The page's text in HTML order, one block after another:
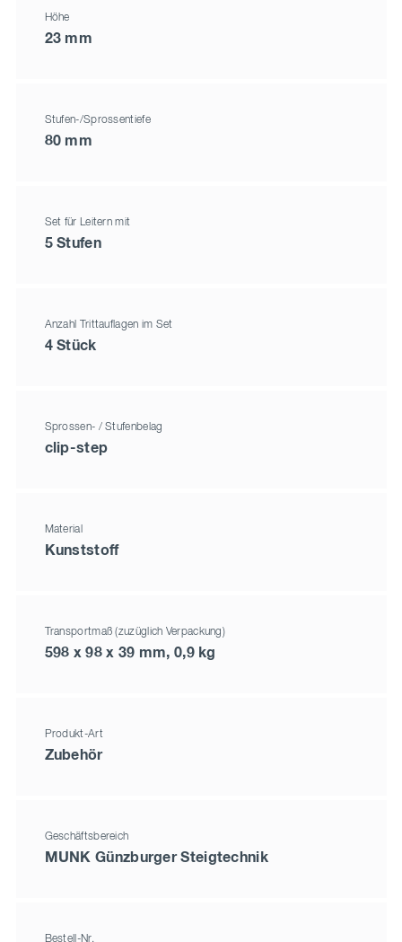
Höhe
23 mm
Stufen-/Sprossentiefe
80 mm
Set für Leitern mit
5 Stufen
Anzahl Trittauflagen im Set
4 Stück
Sprossen- / Stufenbelag
clip-step
Material
Kunststoff
Transportmaß (zuzüglich Verpackung)
598 x 98 x 39 mm, 0,9 kg
Produkt-Art
Zubehör
Geschäftsbereich
MUNK Günzburger Steigtechnik
Bestell-Nr.